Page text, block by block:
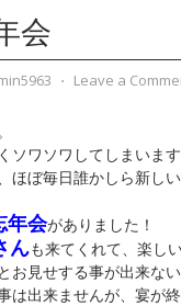
会
⋅ Leave a
ワソワしてしまいます
ほぼ毎日誰かしら新し
年会がありました！
んも来てくれて、楽し
お見せする事が出来な
は出来ませんが、宴が